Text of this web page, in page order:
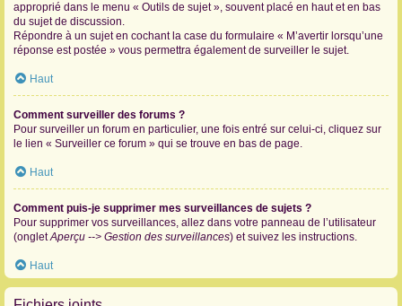
approprié dans le menu « Outils de sujet », souvent placé en haut et en bas
du sujet de discussion.
Répondre à un sujet en cochant la case du formulaire « M’avertir lorsqu’une
réponse est postée » vous permettra également de surveiller le sujet.
Haut
Comment surveiller des forums ?
Pour surveiller un forum en particulier, une fois entré sur celui-ci, cliquez sur
le lien « Surveiller ce forum » qui se trouve en bas de page.
Haut
Comment puis-je supprimer mes surveillances de sujets ?
Pour supprimer vos surveillances, allez dans votre panneau de l’utilisateur
(ongletAperçu --> Gestion des surveillances) et suivez les instructions.
Haut